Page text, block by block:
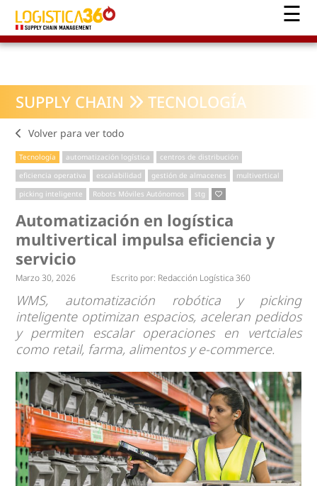
SUPPLY CHAIN TECNOLOGÍA
Volver para ver todo
Tecnología automatización logística
centros de distribución
eficiencia operativa
escalabilidad gestión de almacenes
multivertical
picking inteligente
Robots Móviles Autónomos stg
Automatización en logística
multivertical impulsa eficiencia y
servicio
Marzo 30, 2026 Escrito por: Redacción Logística 360
WMS, automatización robótica y picking
inteligente optimizan espacios, aceleran pedidos
y permiten escalar operaciones en vertciales
como retail, farma, alimentos y e-commerce.